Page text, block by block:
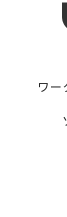
ワー